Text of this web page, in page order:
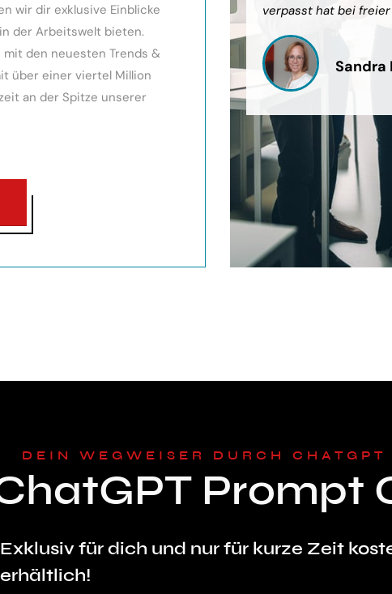
wir dir exklusive Einblicke
der Arbeitswelt bieten.
den neuesten Trends &
über einer viertel Million
an der Spitze unserer
verpasst hat bei
Sandra
DEIN WEGWEISER DURCH CHATGPT
Prompt
Exklusiv für dich und nur für kurze Zeit
erhältlich!